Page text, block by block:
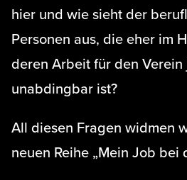
hier und wie sieht der
Personen aus, die eher im
deren Arbeit für den Verein
unabdingbar ist?
All diesen Fragen widmen
neuen Reihe „Mein Job bei